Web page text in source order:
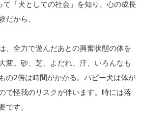
て「犬としての社会」を知り、心の成長
だから。
、全力で遊んだあとの興奮状態の体を
変。砂、芝、よだれ、汗、いろんなも
の2倍は時間がかかる。パピー犬は体が
で怪我のリスクが伴います。時には落
です。